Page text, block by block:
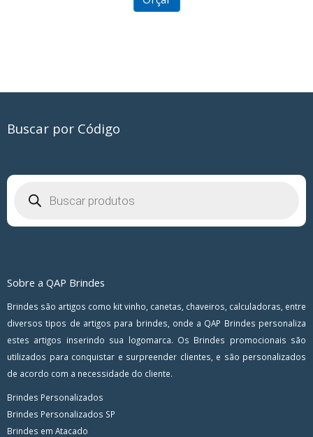
Buscar por Código
produtos
Sobre a QAP Brindes
Brindes são artigos como kit vinho, canetas, chaveiros, calculadoras, entre
diversos tipos de artigos para brindes, onde a QAP Brindes personaliza
estes artigos inserindo sua logomarca. Os Brindes promocionais são
utilizados para conquistar e surpreender clientes, e são personalizados
de acordo com a necessidade do cliente.
Brindes Personalizados
Brindes Personalizados SP
Brindes em Atacado